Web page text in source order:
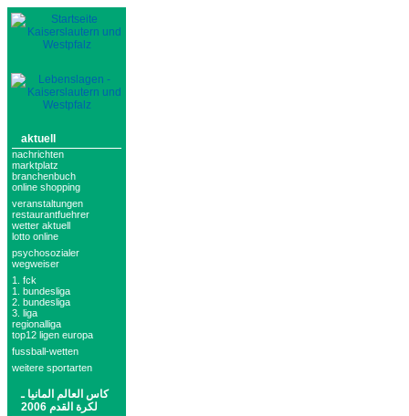
aktuell
nachrichten
marktplatz
branchenbuch
online shopping
veranstaltungen
restaurantfuehrer
wetter aktuell
lotto online
psychosozialer
wegweiser
1. fck
1. bundesliga
2. bundesliga
3. liga
regionalliga
top12 ligen europa
fussball-wetten
weitere sportarten
كاس العالم المانيا ـ
لكرة القدم 2006